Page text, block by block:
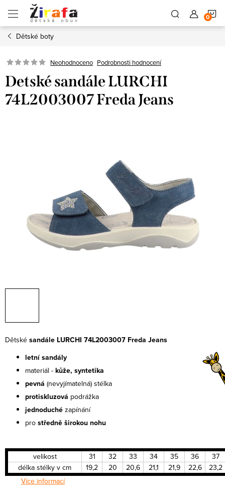
obsah
Dětské boty
Neohodnoceno Podrobnosti hodnocení
Detské sandále LURCHI
74L2003007 Freda Jeans
Dětské sandále LURCHI 74L2003007 Freda Jeans
letní sandály
materiál - kůže, syntetika
pevná (nevyjímatelná) stélka
protiskluzová podrážka
jednoduché zapínání
pro středně širokou nohu
velikost 31 32 33 34 35 36
37
délka stélky v cm
19,2 20 20,6 21,1 21,9 22,6
23,2
Více informací